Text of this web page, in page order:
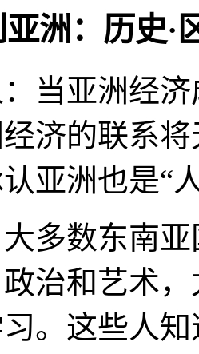
洲：历史·
当亚洲经
济的联系
亚洲也是“
多数东南
治和艺术
。这些人